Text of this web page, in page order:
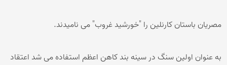
مصریان باستان کارنلین را "خورشید غروب" می نامیدند.
به عنوان اولین سنگ در سینه بند کاهن اعظم استفاده می شد اعتقاد